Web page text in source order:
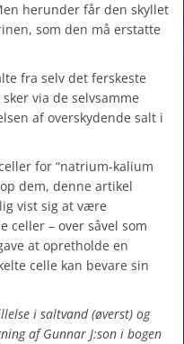
herunder får den skyllet
som den må erstatte
fra selv det ferskeste
via de selvsamme
af overskydende salt i
for “natrium-kalium
dem, denne artikel
vist sig at være
celler – over såvel som
at opretholde en
celle kan bevare sin
i saltvand (øverst) og
af Gunnar J:son i bogen